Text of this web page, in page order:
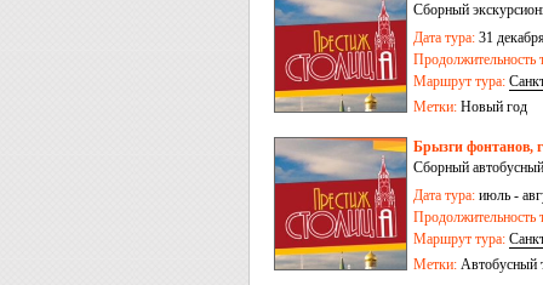
Сборный
Дата тура: 31
Продолжительность
Маршрут тура:
Метки: Новый год
Брызги фонтанов,
Сборный
Дата тура: июль -
Продолжительность
Маршрут тура:
Метки: Автобусный